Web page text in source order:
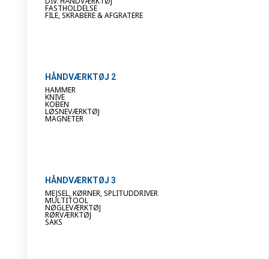
FASTHOLDELSE
FILE, SKRABERE & AFGRATERE
HÅNDVÆRKTØJ 2
HAMMER
KNIVE
KOBEN
LØSNEVÆRKTØJ
MAGNETER
HÅNDVÆRKTØJ 3
MEJSEL, KØRNER, SPLITUDDRIVER
MULTITOOL
NØGLEVÆRKTØJ
RØRVÆRKTØJ
SAKS